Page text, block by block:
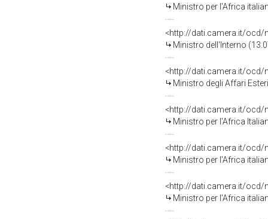
Ministro per l'Africa
<http://dati.camera.it/ocd/
Ministro dell'Interno
<http://dati.camera.it/ocd/
Ministro degli Affari
<http://dati.camera.it/ocd/
Ministro per l'Africa
<http://dati.camera.it/ocd/
Ministro per l'Africa
<http://dati.camera.it/ocd/
Ministro per l'Africa